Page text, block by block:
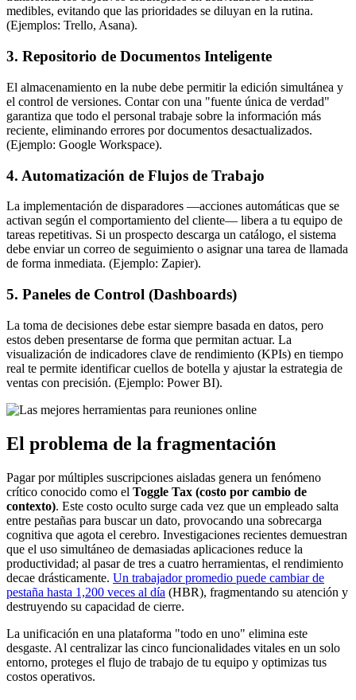
medibles, evitando que las prioridades se diluyan en la rutina.
(Ejemplos: Trello, Asana).
3. Repositorio de Documentos Inteligente
El almacenamiento en la nube debe permitir la edición simultánea y
el control de versiones. Contar con una "fuente única de verdad"
garantiza que todo el personal trabaje sobre la información más
reciente, eliminando errores por documentos desactualizados.
(Ejemplo: Google Workspace).
4. Automatización de Flujos de Trabajo
La implementación de disparadores —acciones automáticas que se
activan según el comportamiento del cliente— libera a tu equipo de
tareas repetitivas. Si un prospecto descarga un catálogo, el sistema
debe enviar un correo de seguimiento o asignar una tarea de llamada
de forma inmediata. (Ejemplo: Zapier).
5. Paneles de Control (Dashboards)
La toma de decisiones debe estar siempre basada en datos, pero
estos deben presentarse de forma que permitan actuar. La
visualización de indicadores clave de rendimiento (KPIs) en tiempo
real te permite identificar cuellos de botella y ajustar la estrategia de
ventas con precisión. (Ejemplo: Power BI).
El problema de la fragmentación
Pagar por múltiples suscripciones aisladas genera un fenómeno
crítico conocido como el Toggle Tax (costo por cambio de
contexto). Este costo oculto surge cada vez que un empleado salta
entre pestañas para buscar un dato, provocando una sobrecarga
cognitiva que agota el cerebro. Investigaciones recientes demuestran
que el uso simultáneo de demasiadas aplicaciones reduce la
productividad; al pasar de tres a cuatro herramientas, el rendimiento
decae drásticamente. Un trabajador promedio puede cambiar de
pestaña hasta 1,200 veces al día (HBR), fragmentando su atención y
destruyendo su capacidad de cierre.
La unificación en una plataforma "todo en uno" elimina este
desgaste. Al centralizar las cinco funcionalidades vitales en un solo
entorno, proteges el flujo de trabajo de tu equipo y optimizas tus
costos operativos.